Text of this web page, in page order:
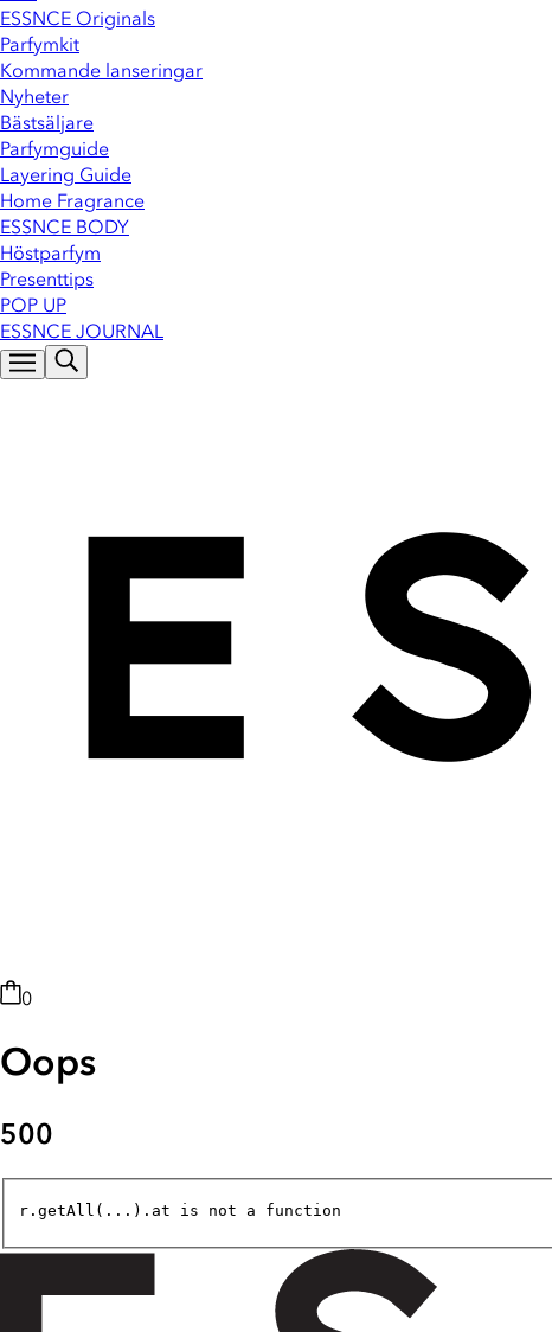
ESSNCE Originals
Parfymkit
Kommande lanseringar
Nyheter
Bästsäljare
Parfymguide
Layering Guide
Home Fragrance
ESSNCE BODY
Höstparfym
Presenttips
POP UP
ESSNCE JOURNAL
0
Oops
500
r.getAll(...).at is not a function